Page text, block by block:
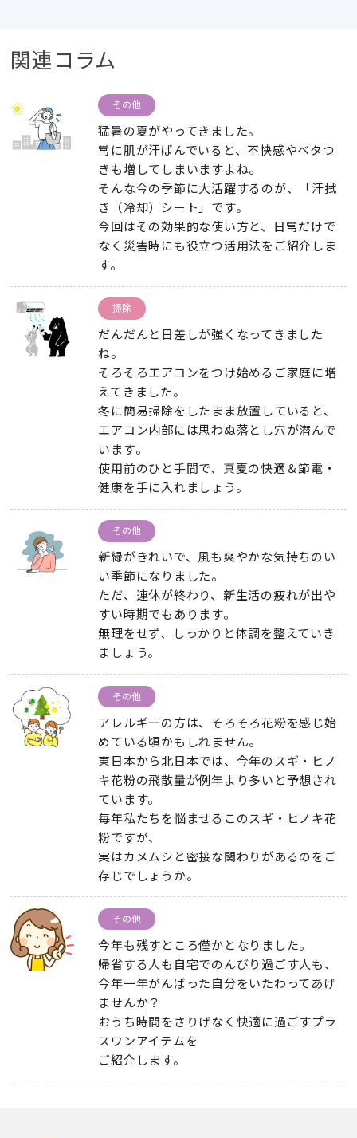
関連コラム
その他
猛暑の夏がやってきました。
常に肌が汗ばんでいると、不快感やベタつ
きも増してしまいますよね。
そんな今の季節に大活躍するのが、「汗拭
き（冷却）シート」です。
今回はその効果的な使い方と、日常だけで
なく災害時にも役立つ活用法をご紹介しま
す。
掃除
だんだんと日差しが強くなってきました
ね。
そろそろエアコンをつけ始めるご家庭に増
えてきました。
冬に簡易掃除をしたまま放置していると、
エアコン内部には思わぬ落とし穴が潜んで
います。
使用前のひと手間で、真夏の快適＆節電・
健康を手に入れましょう。
その他
新緑がきれいで、風も爽やかな気持ちのい
い季節になりました。
ただ、連休が終わり、新生活の疲れが出や
すい時期でもあります。
無理をせず、しっかりと体調を整えていき
ましょう。
その他
アレルギーの方は、そろそろ花粉を感じ始
めている頃かもしれません。
東日本から北日本では、今年のスギ・ヒノ
キ花粉の飛散量が例年より多いと予想され
ています。
毎年私たちを悩ませるこのスギ・ヒノキ花
粉ですが、
実はカメムシと密接な関わりがあるのをご
存じでしょうか。
その他
今年も残すところ僅かとなりました。
帰省する人も自宅でのんびり過ごす人も、
今年一年がんばった自分をいたわってあげ
ませんか？
おうち時間をさりげなく快適に過ごすプラ
スワンアイテムを
ご紹介します。